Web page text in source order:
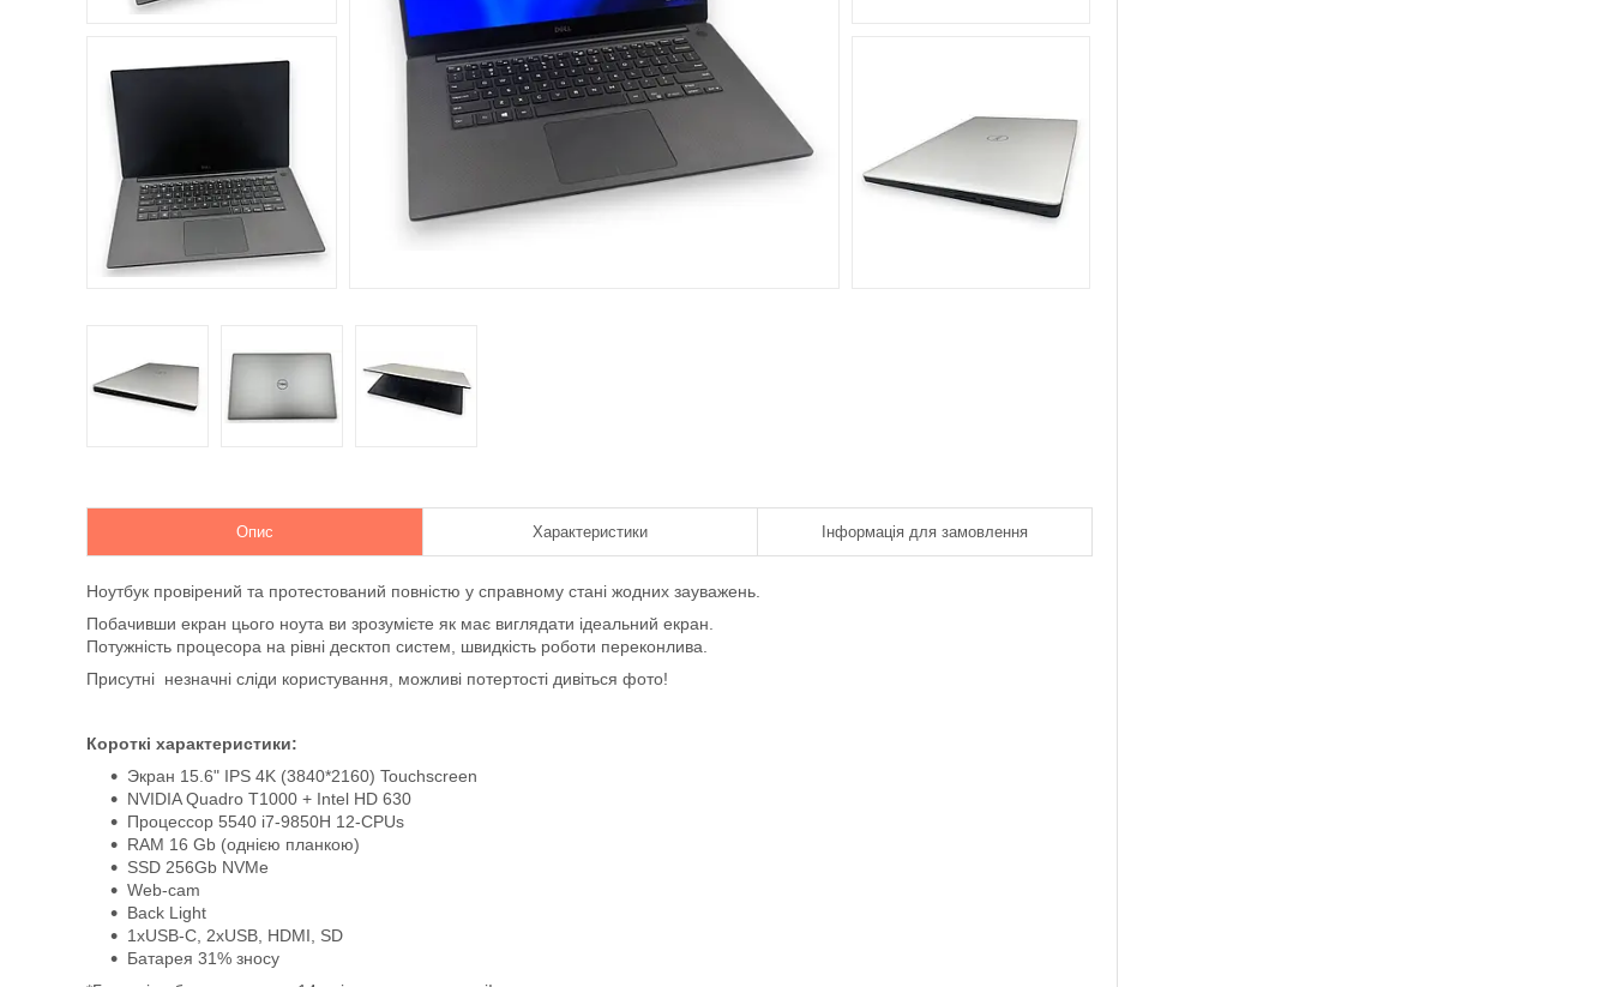
Опис Характеристики Інформація для замовлення
Ноутбук провірений та протестований повністю у справному стані жодних зауважень.
Побачивши екран цього ноута ви зрозумієте як має виглядати ідеальний екран.
Потужність процесора на рівні десктоп систем, швидкість роботи переконлива.
Присутні незначні сліди користування, можливі потертості дивіться фото!
Короткі характеристики:
Экран 15.6" IPS 4K (3840*2160) Touchscreen
NVIDIA Quadro T1000 + Intel HD 630
Процессор 5540 i7-9850H 12-CPUs
RAM 16 Gb (однією планкою)
SSD 256Gb NVMe
Web-cam
Back Light
1xUSB-C, 2xUSB, HDMI, SD
Батарея 31% зносу